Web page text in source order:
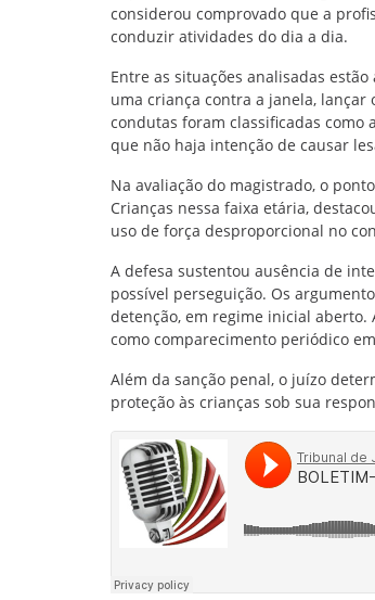
considerou comprovado que a
conduzir atividades do dia a dia.
Entre as situações analisadas
uma criança contra a janela,
condutas foram classificadas como
que não haja intenção de causar
Na avaliação do magistrado, o
Crianças nessa faixa etária,
uso de força desproporcional no
A defesa sustentou ausência de
possível perseguição. Os
detenção, em regime inicial
como comparecimento periódico
Além da sanção penal, o juízo
proteção às crianças sob sua